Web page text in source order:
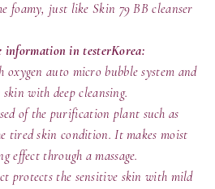
foamy, just like Skin 79 BB cleanser
information in testerKorea:
oxygen auto micro bubble system and
with deep cleansing.
of the purification plant such as
tired skin condition. It makes moist
effect through a massage.
protects the sensitive skin with mild